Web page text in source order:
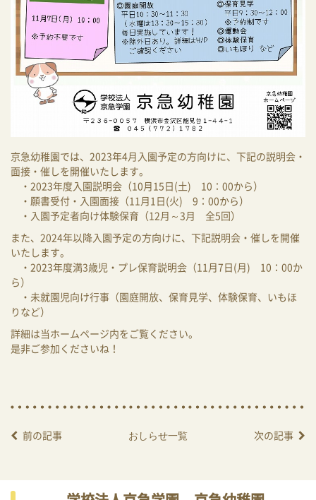
京急幼稚園では、2023年4月入園予定の方向けに、下記の説明会・
面接・催しを開催いたします。
・2023年度入園説明会（10月15日(土) 10：00から）
・願書受付・入園面接（11月1日(火) 9：00から）
・入園予定者向け体験保育（12月～3月 全5回）
また、2024年以降入園予定の方向けに、下記説明会・催しを開催
いたします。
・2023年度満3歳児・プレ保育説明会（11月7日(月) 10：00か
ら）
・未就園児向け行事（園庭開放、保育見学、体験保育、いもほ
りなど）
詳細は当ホームページ内をご覧ください。
是非ご参加くださいね！
おしらせ一覧
前の記事 次の記事